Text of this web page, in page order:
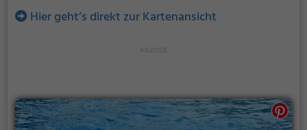
Hier geht’s direkt zur Kartenansicht